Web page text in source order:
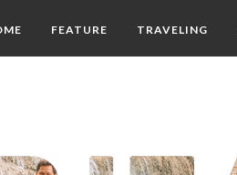
FEATURE TRAVELING